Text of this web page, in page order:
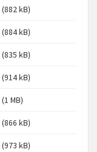
(882 kB)
(884 kB)
(835 kB)
(914 kB)
(1 MB)
(866 kB)
(973 kB)